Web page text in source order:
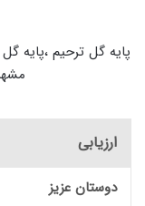
پایه گل ترحیم ،پایه
ارزیابی
دوستان عزیز